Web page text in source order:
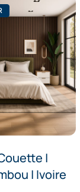
|
| Ivoire